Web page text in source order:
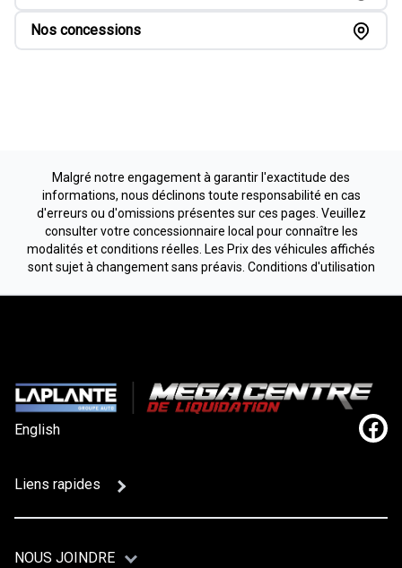
Nos concessions
Malgré notre engagement à garantir l'exactitude des
informations, nous déclinons toute responsabilité en cas
d'erreurs ou d'omissions présentes sur ces pages. Veuillez
consulter votre concessionnaire local pour connaître les
modalités et conditions réelles. Les Prix des véhicules affichés
sont sujet à changement sans préavis. Conditions d'utilisation
English
Liens rapides
NOUS JOINDRE